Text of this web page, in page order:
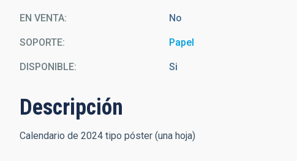
EN VENTA No
SOPORTE Papel
DISPONIBLE Si
Descripción
Calendario de 2024 tipo póster (una hoja)